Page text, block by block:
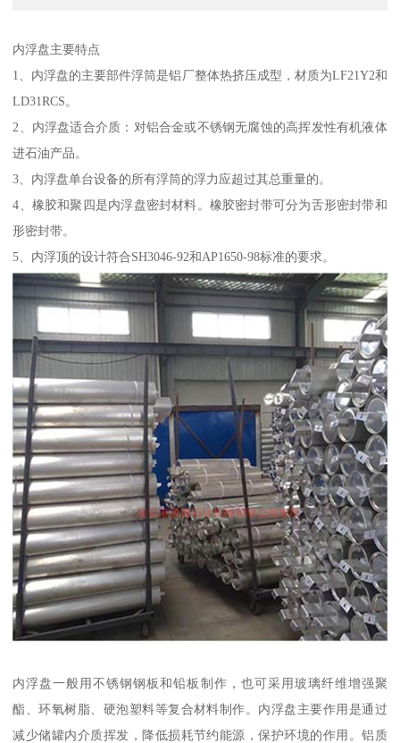
内浮盘主要特点
1、内浮盘的主要部件浮筒是铝厂整体热挤压成型，材质为LF21Y2和
LD31RCS。
2、内浮盘适合介质：对铝合金或不锈钢无腐蚀的高挥发性有机液体
进石油产品。
3、内浮盘单台设备的所有浮筒的浮力应超过其总重量的。
4、橡胶和聚四是内浮盘密封材料。橡胶密封带可分为舌形密封带和
形密封带。
5、内浮顶的设计符合SH3046-92和AP1650-98标准的要求。
内浮盘一般用不锈钢钢板和铅板制作，也可采用玻璃纤维增强聚
酯、环氧树脂、硬泡塑料等复合材料制作。内浮盘主要作用是通过
减少储罐内介质挥发，降低损耗节约能源，保护环境的作用。铝质